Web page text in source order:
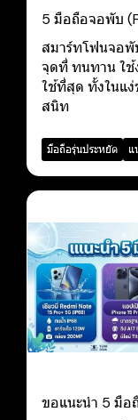
5 มือถือจอพับ
สมาร์ทโฟนจอ
จุดที่ ทนทาน ใช้
ใช้ที่สุด ทั้งในแ
สนิท
มือถือรุ่นประหยัด แ
ขอแนะนำ 5 มือ